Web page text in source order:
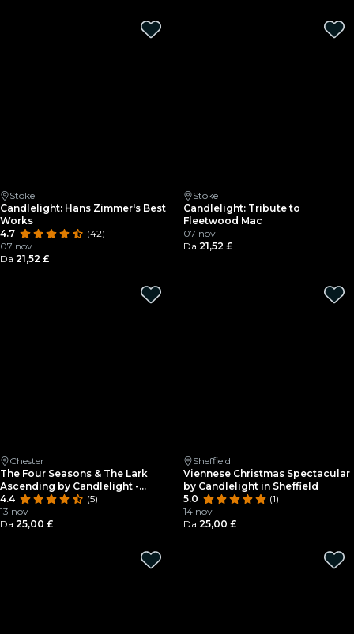
Stoke
Candlelight: Hans Zimmer's Best
Works
4.7
(42)
07 nov
Da 21,52 £
Stoke
Candlelight: Tribute to
Fleetwood Mac
07 nov
Da 21,52 £
Chester
The Four Seasons & The Lark
Ascending by Candlelight -
Chester Cathedral
4.4
(5)
13 nov
Da 25,00 £
Sheffield
Viennese Christmas Spectacular
by Candlelight in Sheffield
5.0
(1)
14 nov
Da 25,00 £